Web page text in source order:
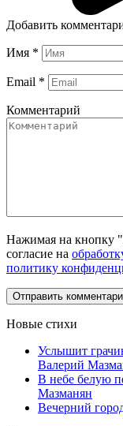
Добавить
Имя *
Email *
Комментарий
Нажимая на кнопку
согласие на
политику
Новые стихи
Услышит
Валерий
В небе белую
Мазманян
Вечерний